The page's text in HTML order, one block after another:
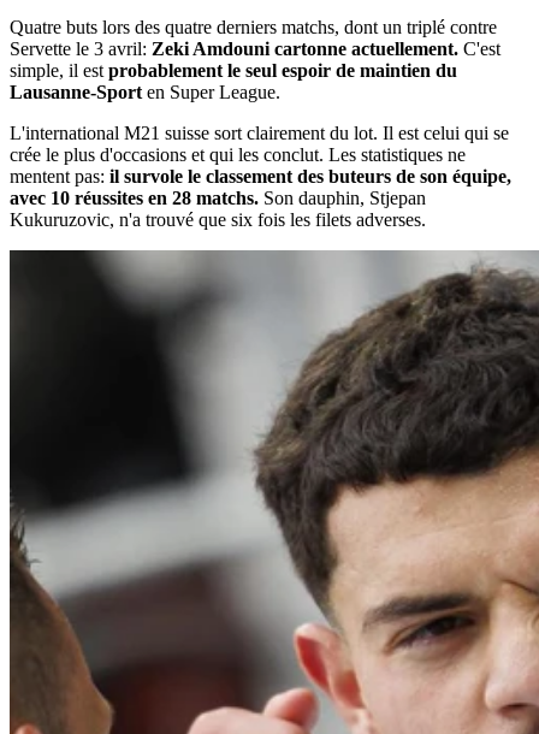
Quatre buts lors des quatre derniers matchs, dont un triplé contre
Servette le 3 avril: Zeki Amdouni cartonne actuellement. C'est
simple, il est probablement le seul espoir de maintien du
Lausanne-Sport en Super League.
L'international M21 suisse sort clairement du lot. Il est celui qui se
crée le plus d'occasions et qui les conclut. Les statistiques ne
mentent pas: il survole le classement des buteurs de son équipe,
avec 10 réussites en 28 matchs. Son dauphin, Stjepan
Kukuruzovic, n'a trouvé que six fois les filets adverses.